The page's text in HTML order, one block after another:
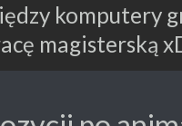
komputery
magisterską